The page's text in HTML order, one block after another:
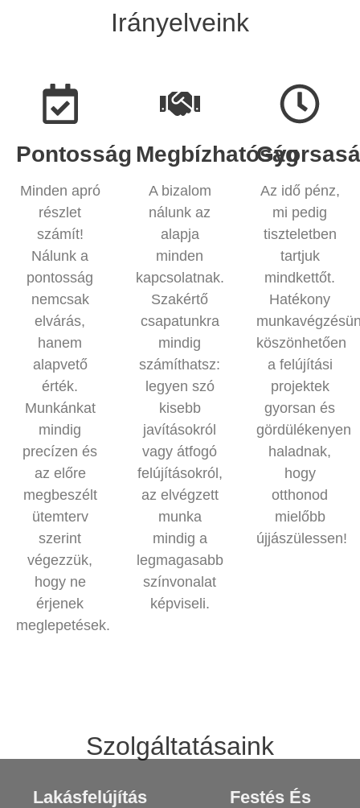
Irányelveink
Pontosság
Minden apró
részlet
számít!
Nálunk a
pontosság
nemcsak
elvárás,
hanem
alapvető
érték.
Munkánkat
mindig
precízen és
az előre
megbeszélt
ütemterv
szerint
végezzük,
hogy ne
érjenek
meglepetések.
Megbízhatóság
A bizalom
nálunk az
alapja
minden
kapcsolatnak.
Szakértő
csapatunkra
mindig
számíthatsz:
legyen szó
kisebb
javításokról
vagy átfogó
felújításokról,
az elvégzett
munka
mindig a
legmagasabb
színvonalat
képviseli.
Az idő pénz,
mi pedig
tiszteletben
tartjuk
mindkettőt.
Hatékony
köszönhetően
a felújítási
projektek
gyorsan és
gördülékenyen
haladnak,
hogy
otthonod
mielőbb
újjászülessen!
Szolgáltatásaink
Lakásfelújítás
Festés És